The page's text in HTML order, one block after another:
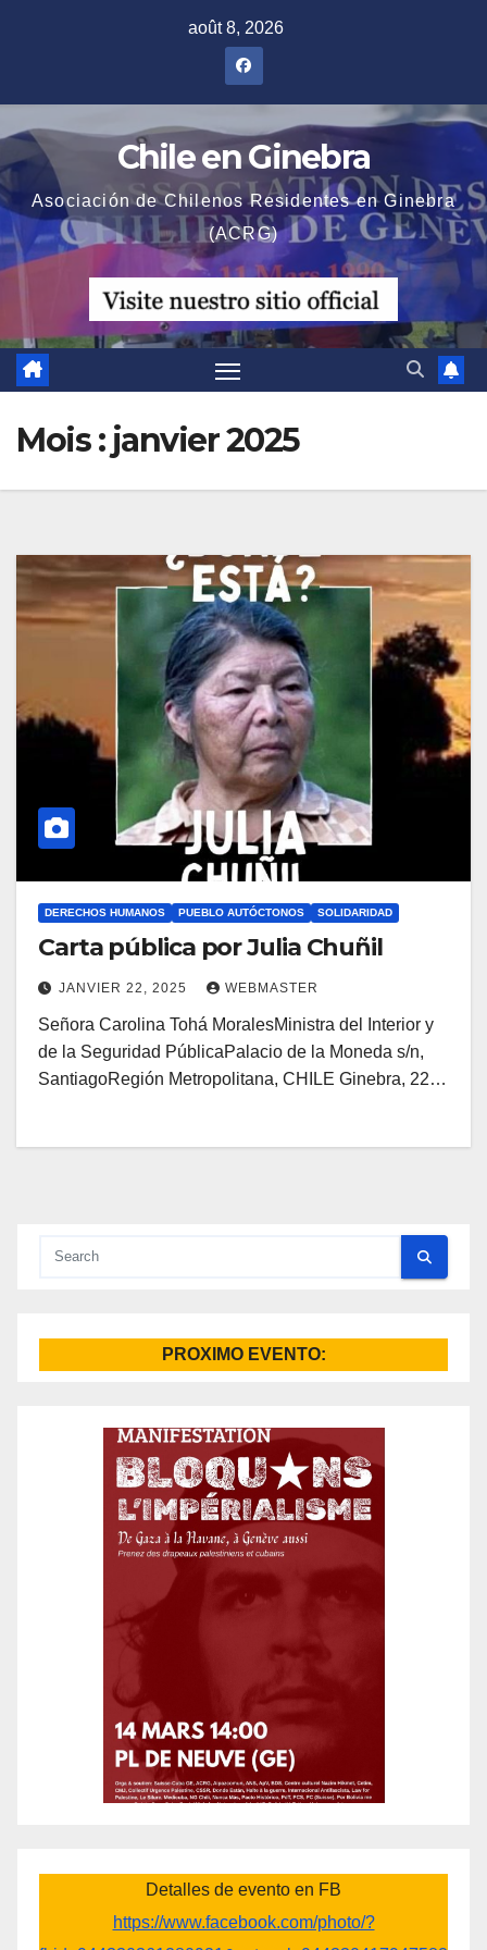
août 8, 2026
Chile en Ginebra
Asociación de Chilenos Residentes en Ginebra
(ACRG)
Mois : janvier 2025
DERECHOS HUMANOS PUEBLO AUTÓCTONOS SOLIDARIDAD
Carta pública por Julia Chuñil
JANVIER 22, 2025 WEBMASTER
Señora Carolina Tohá MoralesMinistra del Interior y
de la Seguridad PúblicaPalacio de la Moneda s/n,
SantiagoRegión Metropolitana, CHILE Ginebra, 22…
PROXIMO EVENTO:
Detalles de evento en FB
https://www.facebook.com/photo/?